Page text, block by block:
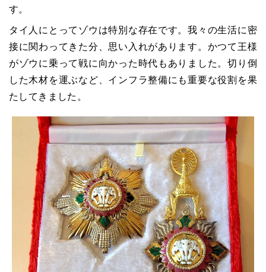
す。
タイ人にとってゾウは特別な存在です。我々の生活に密
接に関わってきた分、思い入れがあります。かつて王様
がゾウに乗って戦に向かった時代もありました。切り倒
した木材を運ぶなど、インフラ整備にも重要な役割を果
たしてきました。